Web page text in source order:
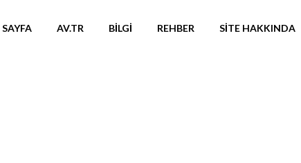
AV.TR BILGI REHBER SITE HAKKINDA